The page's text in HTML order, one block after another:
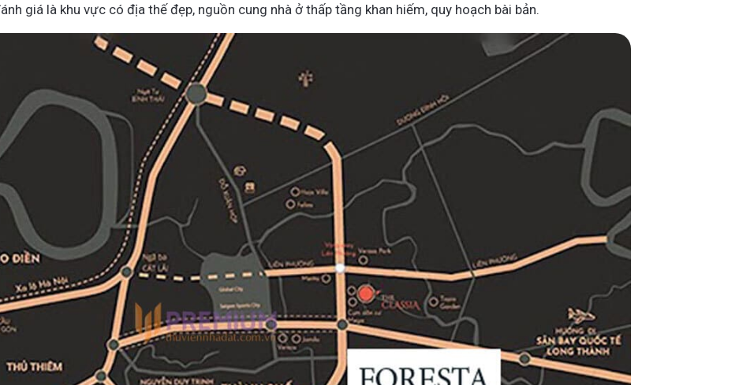
giá là khu vực có địa thế đẹp, nguồn cung nhà ở thấp tầng khan hiếm, quy hoạch bài bản.